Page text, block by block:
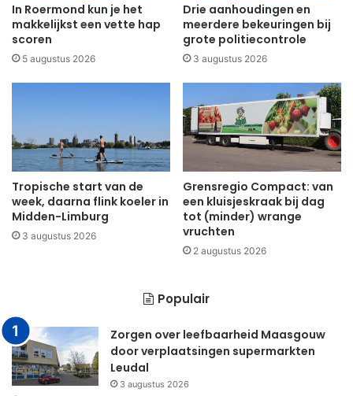
In Roermond kun je het
makkelijkst een vette hap
scoren
5 augustus 2026
Drie aanhoudingen en
meerdere bekeuringen bij
grote politiecontrole
3 augustus 2026
Tropische start van de
week, daarna flink koeler in
Midden-Limburg
3 augustus 2026
Grensregio Compact: van
een kluisjeskraak bij dag
tot (minder) wrange
vruchten
2 augustus 2026
Populair
Zorgen over leefbaarheid Maasgouw
door verplaatsingen supermarkten
Leudal
3 augustus 2026